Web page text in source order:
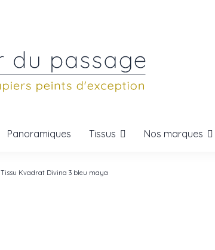
Panoramiques Tissus Nos marques
Tissu Kvadrat Divina 3 bleu maya